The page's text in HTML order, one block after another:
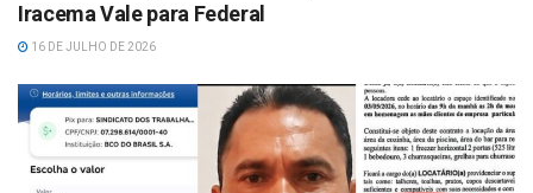
Iracema Vale para Federal
16 DE JULHO DE 2026